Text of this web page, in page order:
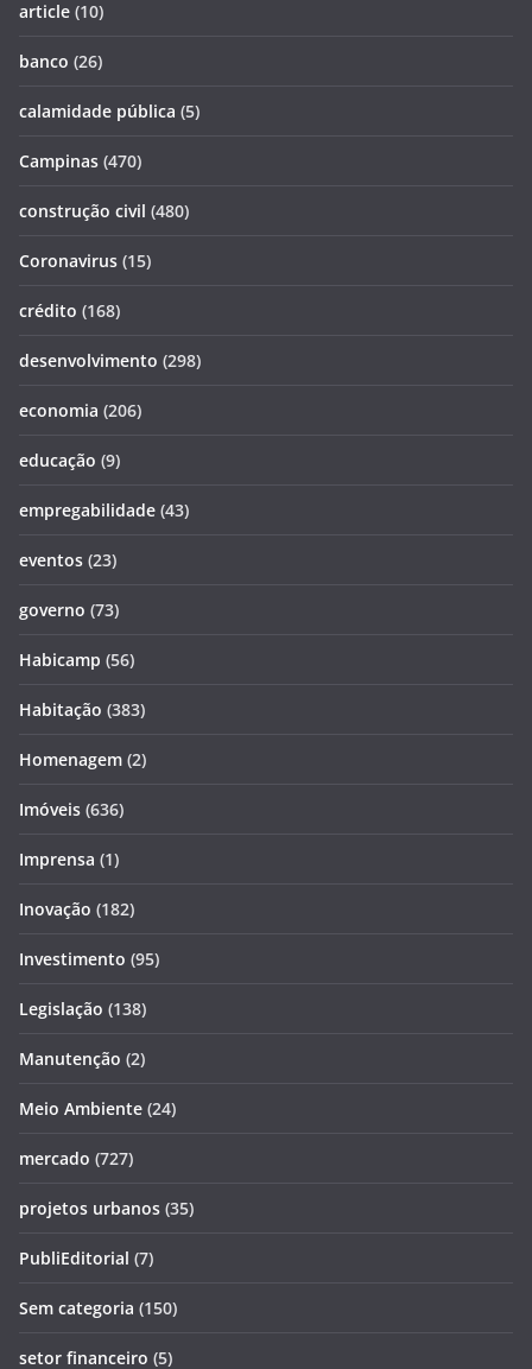
article (10)
banco (26)
calamidade pública (5)
Campinas (470)
construção civil (480)
Coronavirus (15)
crédito (168)
desenvolvimento (298)
economia (206)
educação (9)
empregabilidade (43)
eventos (23)
governo (73)
Habicamp (56)
Habitação (383)
Homenagem (2)
Imóveis (636)
Imprensa (1)
Inovação (182)
Investimento (95)
Legislação (138)
Manutenção (2)
Meio Ambiente (24)
mercado (727)
projetos urbanos (35)
PubliEditorial (7)
Sem categoria (150)
setor financeiro (5)